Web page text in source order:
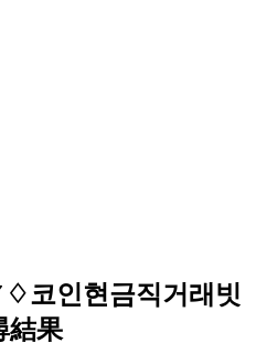
코인현금직거래빗
結果